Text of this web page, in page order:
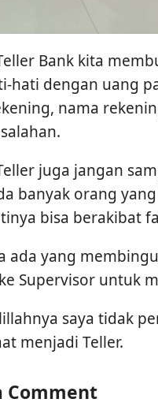
Bank kita
hati dengan uang
nama
juga jangan
banyak orang
bisa berakibat
ada yang
Supervisor untuk
saya tidak
menjadi Teller.
Comment